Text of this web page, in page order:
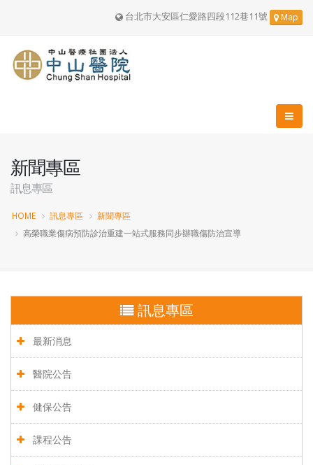
台北市大安區仁愛路四段112巷11號 Map
新聞專區
訊息專區
HOME 訊息專區
新聞專區
高榮職業傷病預防診治重建一站式服務同步辦職傷防治宣導
訊息專區
最新消息
醫院公告
健保公告
課程公告